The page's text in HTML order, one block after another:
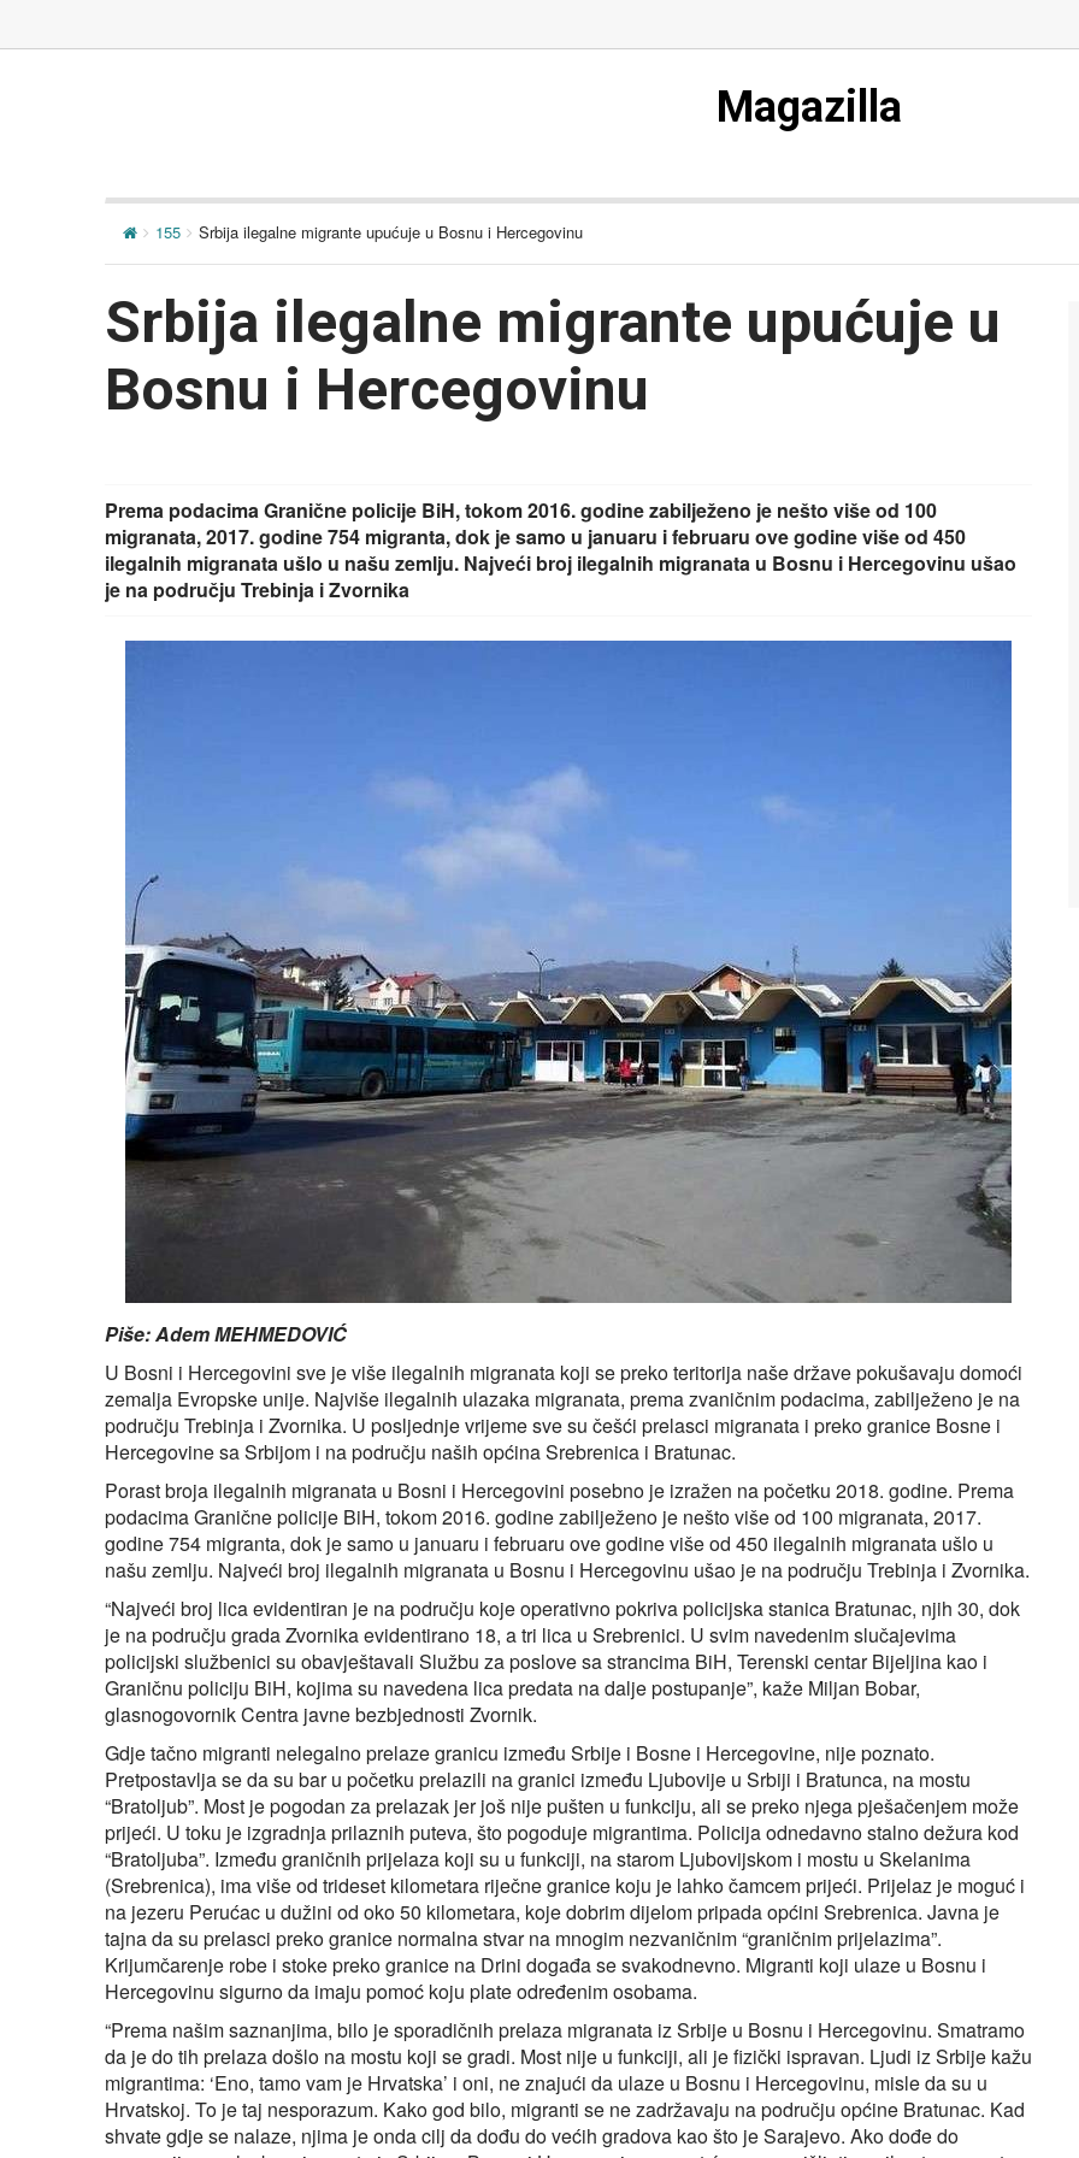
Magazilla
155 Srbija ilegalne migrante upućuje u Bosnu i Hercegovinu
Srbija ilegalne migrante upućuje u
Bosnu i Hercegovinu
Prema podacima Granične policije BiH, tokom 2016. godine zabilježeno je nešto više od 100
migranata, 2017. godine 754 migranta, dok je samo u januaru i februaru ove godine više od 450
ilegalnih migranata ušlo u našu zemlju. Najveći broj ilegalnih migranata u Bosnu i Hercegovinu ušao
je na području Trebinja i Zvornika
Piše: Adem MEHMEDOVIĆ
U Bosni i Hercegovini sve je više ilegalnih migranata koji se preko teritorija naše države pokušavaju domoći
zemalja Evropske unije. Najviše ilegalnih ulazaka migranata, prema zvaničnim podacima, zabilježeno je na
području Trebinja i Zvornika. U posljednje vrijeme sve su češći prelasci migranata i preko granice Bosne i
Hercegovine sa Srbijom i na području naših općina Srebrenica i Bratunac.
Porast broja ilegalnih migranata u Bosni i Hercegovini posebno je izražen na početku 2018. godine. Prema
podacima Granične policije BiH, tokom 2016. godine zabilježeno je nešto više od 100 migranata, 2017.
godine 754 migranta, dok je samo u januaru i februaru ove godine više od 450 ilegalnih migranata ušlo u
našu zemlju. Najveći broj ilegalnih migranata u Bosnu i Hercegovinu ušao je na području Trebinja i Zvornika.
“Najveći broj lica evidentiran je na području koje operativno pokriva policijska stanica Bratunac, njih 30, dok
je na području grada Zvornika evidentirano 18, a tri lica u Srebrenici. U svim navedenim slučajevima
policijski službenici su obavještavali Službu za poslove sa strancima BiH, Terenski centar Bijeljina kao i
Graničnu policiju BiH, kojima su navedena lica predata na dalje postupanje”, kaže Miljan Bobar,
glasnogovornik Centra javne bezbjednosti Zvornik.
Gdje tačno migranti nelegalno prelaze granicu između Srbije i Bosne i Hercegovine, nije poznato.
Pretpostavlja se da su bar u početku prelazili na granici između Ljubovije u Srbiji i Bratunca, na mostu
“Bratoljub”. Most je pogodan za prelazak jer još nije pušten u funkciju, ali se preko njega pješačenjem može
prijeći. U toku je izgradnja prilaznih puteva, što pogoduje migrantima. Policija odnedavno stalno dežura kod
“Bratoljuba”. Između graničnih prijelaza koji su u funkciji, na starom Ljubovijskom i mostu u Skelanima
(Srebrenica), ima više od trideset kilometara riječne granice koju je lahko čamcem prijeći. Prijelaz je moguć i
na jezeru Perućac u dužini od oko 50 kilometara, koje dobrim dijelom pripada općini Srebrenica. Javna je
tajna da su prelasci preko granice normalna stvar na mnogim nezvaničnim “graničnim prijelazima”.
Krijumčarenje robe i stoke preko granice na Drini događa se svakodnevno. Migranti koji ulaze u Bosnu i
Hercegovinu sigurno da imaju pomoć koju plate određenim osobama.
“Prema našim saznanjima, bilo je sporadičnih prelaza migranata iz Srbije u Bosnu i Hercegovinu. Smatramo
da je do tih prelaza došlo na mostu koji se gradi. Most nije u funkciji, ali je fizički ispravan. Ljudi iz Srbije kažu
migrantima: ‘Eno, tamo vam je Hrvatska’ i oni, ne znajući da ulaze u Bosnu i Hercegovinu, misle da su u
Hrvatskoj. To je taj nesporazum. Kako god bilo, migranti se ne zadržavaju na području općine Bratunac. Kad
shvate gdje se nalaze, njima je onda cilj da dođu do većih gradova kao što je Sarajevo. Ako dođe do